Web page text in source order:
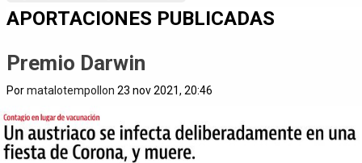
APORTACIONES PUBLICADAS
Premio Darwin
Pormatalotempollon 23 nov 2021, 20:46